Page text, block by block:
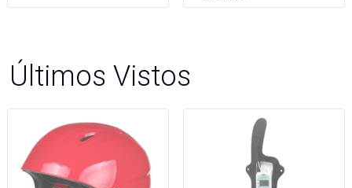
Últimos Vistos